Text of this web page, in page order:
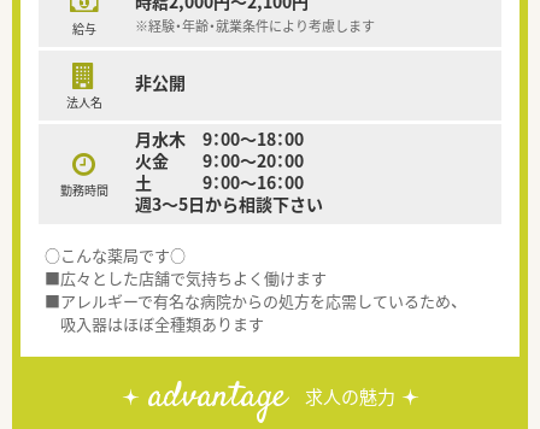
給与 ※経験・年齢・就業条件により考慮します
法人名
非公開
勤務時間
月水木 9：00～18：00
火金 9：00～20：00
土 9：00～16：00
週3～5日から相談下さい
○こんな薬局です○
■広々とした店舗で気持ちよく働けます
■アレルギーで有名な病院からの処方を応需しているため、
吸入器はほぼ全種類あります
advantage 求人の魅力